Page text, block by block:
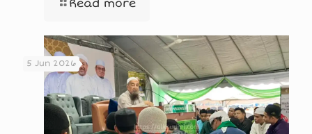
Read more
5 Jun 2026